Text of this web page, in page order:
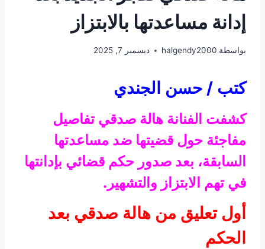
إدانة مساعدتها بالابتزاز
بواسطة halgendy2000 ديسمبر 7, 2025
كتب / حسن الجندي
كشفت الفنانة هالة صدقي تفاصيل
مفاجئة حول قضيتها ضد مساعدتها
السابقة، بعد صدور حكم قضائي بإدانتها
في تهم الابتزاز والتشهير.
أول تعليق من هالة صدقي بعد
الحكم